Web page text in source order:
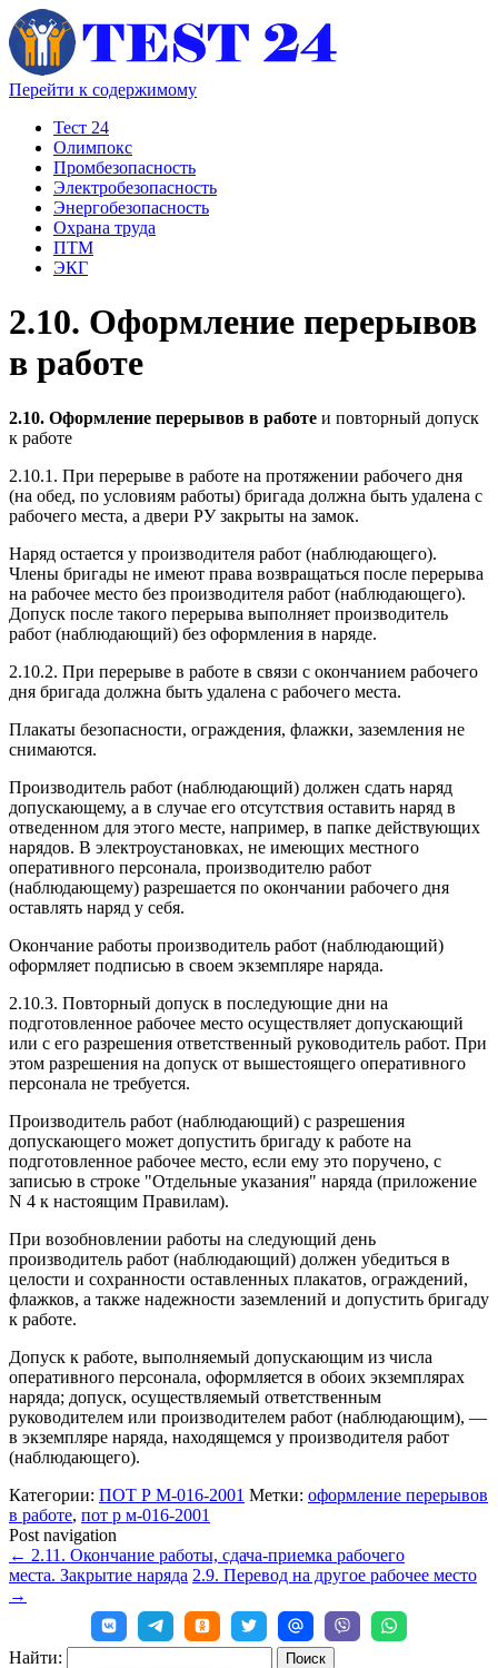
Перейти к содержимому
Тест 24
Олимпокс
Промбезопасность
Электробезопасность
Энергобезопасность
Охрана труда
ПТМ
ЭКГ
2.10. Оформление перерывов
в работе
2.10. Оформление перерывов в работе и повторный допуск
к работе
2.10.1. При перерыве в работе на протяжении рабочего дня
(на обед, по условиям работы) бригада должна быть удалена с
рабочего места, а двери РУ закрыты на замок.
Наряд остается у производителя работ (наблюдающего).
Члены бригады не имеют права возвращаться после перерыва
на рабочее место без производителя работ (наблюдающего).
Допуск после такого перерыва выполняет производитель
работ (наблюдающий) без оформления в наряде.
2.10.2. При перерыве в работе в связи с окончанием рабочего
дня бригада должна быть удалена с рабочего места.
Плакаты безопасности, ограждения, флажки, заземления не
снимаются.
Производитель работ (наблюдающий) должен сдать наряд
допускающему, а в случае его отсутствия оставить наряд в
отведенном для этого месте, например, в папке действующих
нарядов. В электроустановках, не имеющих местного
оперативного персонала, производителю работ
(наблюдающему) разрешается по окончании рабочего дня
оставлять наряд у себя.
Окончание работы производитель работ (наблюдающий)
оформляет подписью в своем экземпляре наряда.
2.10.3. Повторный допуск в последующие дни на
подготовленное рабочее место осуществляет допускающий
или с его разрешения ответственный руководитель работ. При
этом разрешения на допуск от вышестоящего оперативного
персонала не требуется.
Производитель работ (наблюдающий) с разрешения
допускающего может допустить бригаду к работе на
подготовленное рабочее место, если ему это поручено, с
записью в строке "Отдельные указания" наряда (приложение
N 4 к настоящим Правилам).
При возобновлении работы на следующий день
производитель работ (наблюдающий) должен убедиться в
целости и сохранности оставленных плакатов, ограждений,
флажков, а также надежности заземлений и допустить бригаду
к работе.
Допуск к работе, выполняемый допускающим из числа
оперативного персонала, оформляется в обоих экземплярах
наряда; допуск, осуществляемый ответственным
руководителем или производителем работ (наблюдающим), —
в экземпляре наряда, находящемся у производителя работ
(наблюдающего).
Категории: ПОТ Р М-016-2001 Метки: оформление перерывов
в работе, пот р м-016-2001
Post navigation
← 2.11. Окончание работы, сдача-приемка рабочего
места. Закрытие наряда 2.9. Перевод на другое рабочее место
→
Найти: